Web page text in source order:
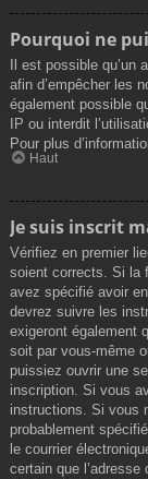
Pourquoi ne
Il est possible
afin d’empêcher les
également possible
IP ou interdit
Pour plus
Haut
Je suis inscrit
Vérifiez en premier
soient corrects. Si la
avez spécifié avoir
devrez suivre les
exigeront également
soit par vous-même
puissiez ouvrir une
inscription. Si vous
instructions. Si vous
probablement
le courrier
certain que